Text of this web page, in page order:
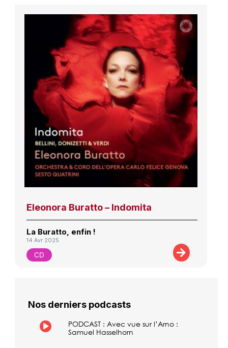
Eleonora Buratto – Indomita
La Buratto, enfin !
14 Avr 2025
CD
Nos derniers podcasts
PODCAST : Avec vue sur l’Arno :
Samuel Hasselhorn